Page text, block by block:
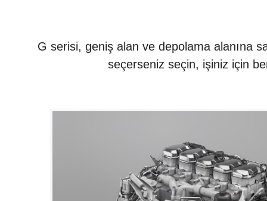
G serisi, geniş alan ve depolama alanına
seçerseniz seçin, işiniz için